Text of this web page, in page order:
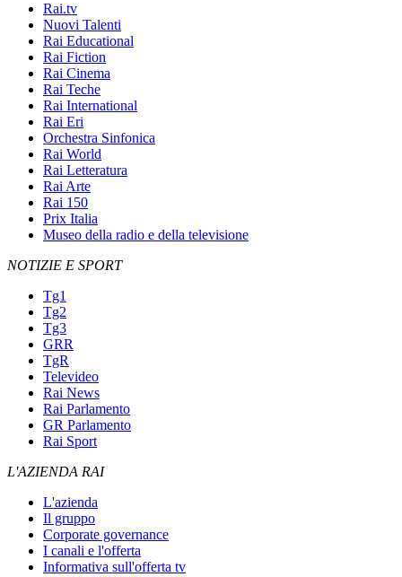
Rai.tv
Nuovi Talenti
Rai Educational
Rai Fiction
Rai Cinema
Rai Teche
Rai International
Rai Eri
Orchestra Sinfonica
Rai World
Rai Letteratura
Rai Arte
Rai 150
Prix Italia
Museo della radio e della televisione
NOTIZIE E SPORT
Tg1
Tg2
Tg3
GRR
TgR
Televideo
Rai News
Rai Parlamento
GR Parlamento
Rai Sport
L'AZIENDA RAI
L'azienda
Il gruppo
Corporate governance
I canali e l'offerta
Informativa sull'offerta tv